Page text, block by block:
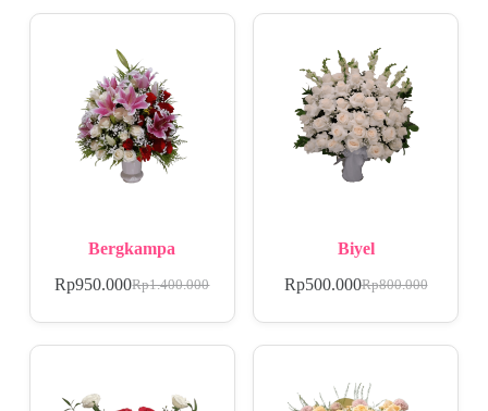
Bergkampa
Rp1.400.000
Rp950.000
Biyel
Rp800.000
Rp500.000